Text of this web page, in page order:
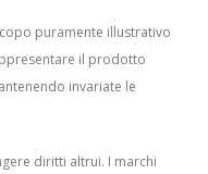
puramente illustrativo
il prodotto
invariate le
diritti altrui. I marchi